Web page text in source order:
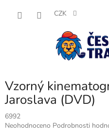
CZK
Vzorný
Jaroslava (DVD)
6992
Průměrné
Neohodnoceno Podrobnosti